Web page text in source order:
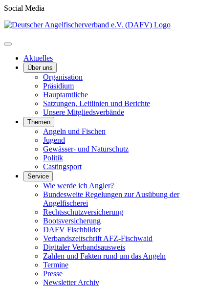
Social Media
Aktuelles
Über uns
Organisation
Präsidium
Hauptamtliche
Satzungen, Leitlinien und Berichte
Unsere Mitgliedsverbände
Themen
Angeln und Fischen
Jugend
Gewässer- und Naturschutz
Politik
Castingsport
Service
Wie werde ich Angler?
Bundesweite Regelungen zur Ausübung der
Angelfischerei
Rechtsschutzversicherung
Bootsversicherung
DAFV Fischbilder
Verbandszeitschrift AFZ-Fischwaid
Digitaler Verbandsausweis
Zahlen und Fakten rund um das Angeln
Termine
Presse
Newsletter Archiv